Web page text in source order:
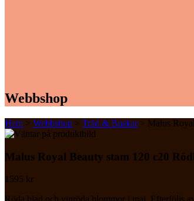
Webbshop
Hem > Webbshop > Träd & Buskar> Malus
Malus Royal Beauty stam 120 c20
1595 kr